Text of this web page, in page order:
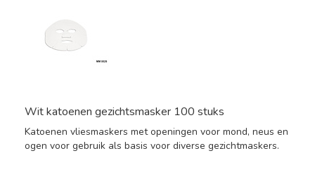
Wit katoenen gezichtsmasker 100 stuks
Katoenen vliesmaskers met openingen voor mond, neus en
ogen voor gebruik als basis voor diverse gezichtmaskers.